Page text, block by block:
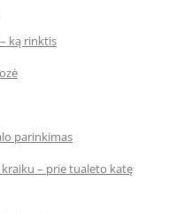
ką rinktis
parinkimas
– prie tualeto katę